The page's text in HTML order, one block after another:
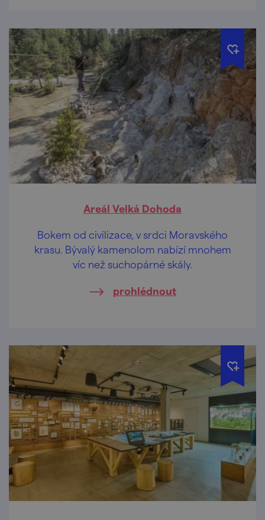
Areál Velká Dohoda
Bokem od civilizace, v srdci Moravského
krasu. Bývalý kamenolom nabízí mnohem
víc než suchopárné skály.
prohlédnout